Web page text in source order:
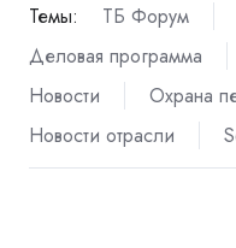
Темы: ТБ Форум
Деловая программа
Новости
Охрана
Новости отрасли